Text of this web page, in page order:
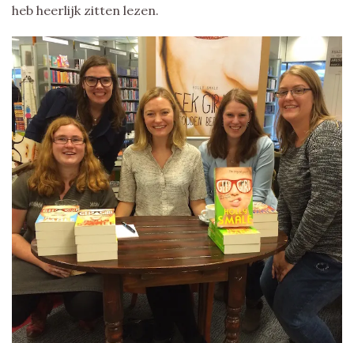
heb heerlijk zitten lezen.